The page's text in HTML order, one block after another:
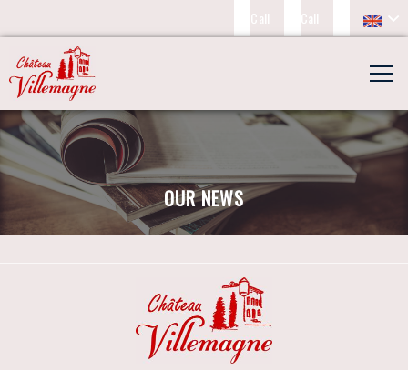
Call
Call
OUR NEWS